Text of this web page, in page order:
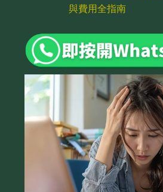
與費用全指南